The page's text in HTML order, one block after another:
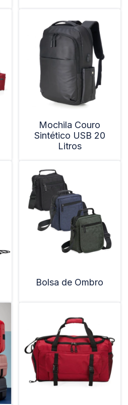
Mochila Couro
Sintético USB 20
Litros
Bolsa de Ombro